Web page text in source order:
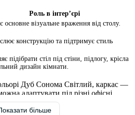
Роль в інтер’єрі
основне візуальне враження від столу.
конструкцію та підтримує стиль
підібрати стіл під стіни, підлогу, крісла
дизайн кімнати.
Дуб Сонома Світлий, каркас —
адаптувати під різні офісні
та каркасу можна обирати під
більше